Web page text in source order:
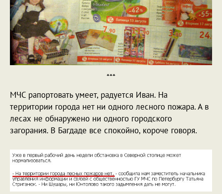
***
МЧС рапортовать умеет, радуется Иван. На
территории города нет ни одного лесного пожара. А в
лесах не обнаружено ни одного городского
загорания. В Багдаде все спокойно, короче говоря.